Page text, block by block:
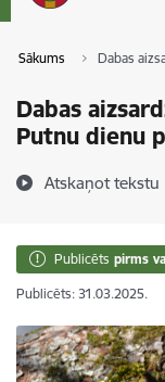
Sākums Dabas
Dabas
Putnu dienu
Atskaņot tekstu
Publicēts pirms
Publicēts: 31.03.2025.